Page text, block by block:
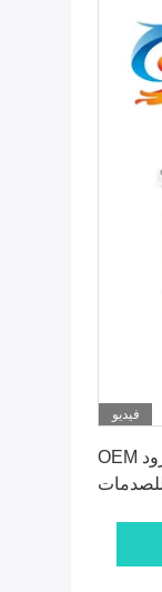
فيديو
OEM قفل الخزانة الذكية قفل خزانة تسليم الطرود